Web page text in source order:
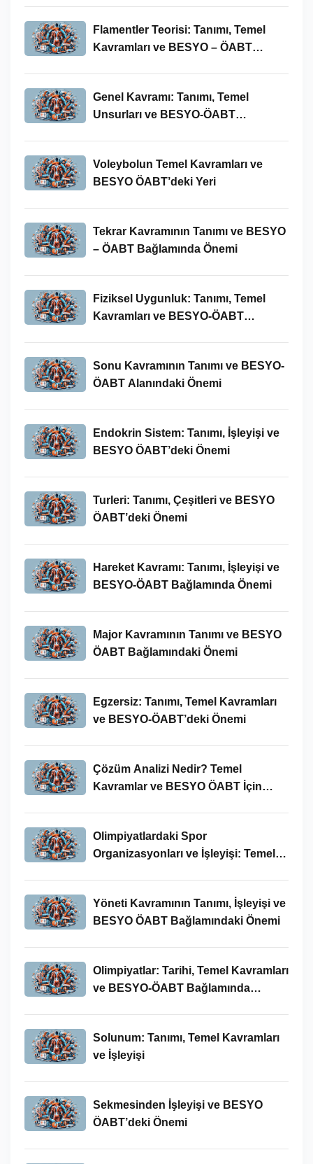
Flamentler Teorisi: Tanımı, Temel
Kavramları ve BESYO – ÖABT
Genel Kavramı: Tanımı, Temel
Unsurları ve BESYO-ÖABT
Voleybolun Temel Kavramları ve
BESYO ÖABT’deki Yeri
Tekrar Kavramının Tanımı ve BESYO
– ÖABT Bağlamında Önemi
Fiziksel Uygunluk: Tanımı, Temel
Kavramları ve BESYO-ÖABT
Sonu Kavramının Tanımı ve BESYO-
ÖABT Alanındaki Önemi
Endokrin Sistem: Tanımı, İşleyişi ve
BESYO ÖABT’deki Önemi
Turleri: Tanımı, Çeşitleri ve BESYO
ÖABT’deki Önemi
Hareket Kavramı: Tanımı, İşleyişi ve
BESYO-ÖABT Bağlamında Önemi
Major Kavramının Tanımı ve BESYO
ÖABT Bağlamındaki Önemi
Egzersiz: Tanımı, Temel Kavramları
ve BESYO-ÖABT’deki Önemi
Çözüm Analizi Nedir? Temel
Kavramlar ve BESYO ÖABT İçin
Olimpiyatlardaki Spor
Organizasyonları ve İşleyişi: Temel
Yöneti Kavramının Tanımı, İşleyişi ve
BESYO ÖABT Bağlamındaki Önemi
Olimpiyatlar: Tarihi, Temel Kavramları
ve BESYO-ÖABT Bağlamında
Solunum: Tanımı, Temel Kavramları
ve İşleyişi
Sekmesinden İşleyişi ve BESYO
ÖABT’deki Önemi